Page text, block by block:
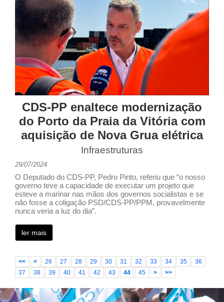
CDS-PP enaltece modernização
do Porto da Praia da Vitória com
aquisição de Nova Grua elétrica
Infraestruturas
29/07/2024
O Deputado do CDS-PP, Pedro Pinto, referiu que “o nosso
governo teve a capacidade de executar um projeto que
esteve a marinar nas mãos dos governos socialistas e se
não fosse a coligação PSD/CDS-PP/PPM, provavelmente
nunca veria a luz do dia”.
ler mais
<< < 26 27 28 29 30 31 32 33 34 35
36
37
38 39 40 41 42 43 44 45 > >>